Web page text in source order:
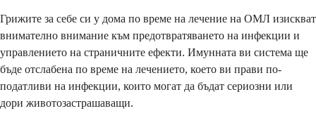
Грижите за себе си у дома по време на лечение на ОМЛ изискват
внимателно внимание към предотвратяването на инфекции и
управлението на страничните ефекти. Имунната ви система ще
бъде отслабена по време на лечението, което ви прави по-
податливи на инфекции, които могат да бъдат сериозни или
дори животозастрашаващи.